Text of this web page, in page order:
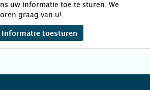
uw informatie toe te sturen. We
graag van u!
Informatie toesturen